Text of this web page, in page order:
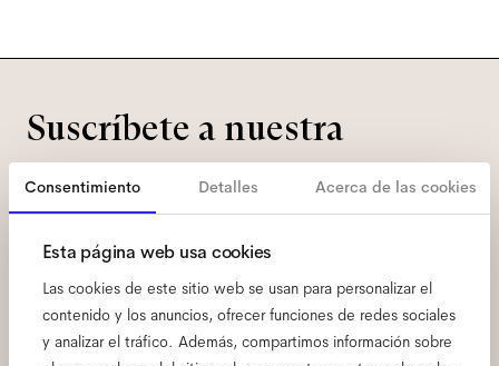
Consentimiento Detalles Acerca de las cookies
Esta página web usa cookies
Las cookies de este sitio web se usan para personalizar el
contenido y los anuncios, ofrecer funciones de redes sociales
y analizar el tráfico. Además, compartimos información sobre
Suscríbete a nuestra
newsletter y conoce todas
las primicias de Ace & Tate.
Correo
Aquí doy mi consentimiento para el tratamiento de mis datos personales